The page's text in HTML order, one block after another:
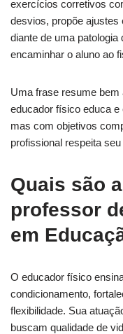
exercícios corretivos
desvios, propõe ajustes
diante de uma
encaminhar o aluno ao
Uma frase resume bem
educador físico educa
mas com objetivos
profissional respeita
Quais são
professor
em
O educador físico
condicionamento,
flexibilidade. Sua
buscam qualidade de